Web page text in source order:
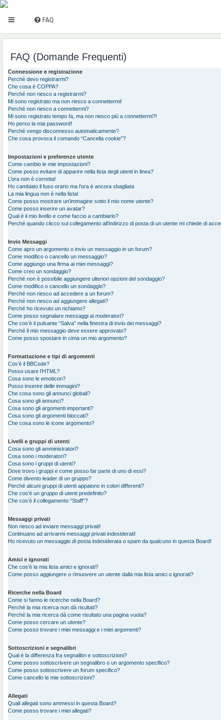
FAQ
FAQ (Domande Frequenti)
Connessione e registrazione
Perché devo registrarmi?
Che cosa è COPPA?
Perché non riesco a registrarmi?
Mi sono registrato ma non riesco a connettermi!
Perché non riesco a connettermi?
Mi sono registrato tempo fa, ma non riesco più a connettermi?!
Ho perso la mia password!
Perché vengo disconnesso automaticamente?
Che cosa provoca il comando “Cancella cookie”?
Impostazioni e preferenze utente
Come cambio le mie impostazioni?
Come posso evitare di apparire nella lista degli utenti in linea?
L’ora non è corretta!
Ho cambiato il fuso orario ma l’ora è ancora sbagliata
La mia lingua non è nella lista!
Come posso mostrare un’immagine sotto il mio nome utente?
Come posso inserire un avatar?
Qual è il mio livello e come faccio a cambiarlo?
Perché quando clicco sul collegamento all’indirizzo di posta di un utente mi chiede di
Invio Messaggi
Come apro un argomento o invio un messaggio in un forum?
Come modifico o cancello un messaggio?
Come aggiungo una firma ai miei messaggi?
Come creo un sondaggio?
Perché non è possibile aggiungere ulteriori opzioni del sondaggio?
Come modifico o cancello un sondaggio?
Perché non riesco ad accedere a un forum?
Perché non riesco ad aggiungere allegati?
Perché ho ricevuto un richiamo?
Come posso segnalare messaggi ai moderatori?
Che cos’è il pulsante “Salva” nella finestra di invio dei messaggi?
Perché il mio messaggio deve essere approvato?
Come posso spostare in cima un mio argomento?
Formattazione e tipi di argomenti
Cos’è il BBCode?
Posso usare l’HTML?
Cosa sono le emoticon?
Posso inserire delle immagini?
Che cosa sono gli annunci globali?
Cosa sono gli annunci?
Cosa sono gli argomenti importanti?
Cosa sono gli argomenti bloccati?
Che cosa sono le icone argomento?
Livelli e gruppi di utenti
Cosa sono gli amministratori?
Cosa sono i moderatori?
Cosa sono i gruppi di utenti?
Dove trovo i gruppi e come posso far parte di uno di essi?
Come divento leader di un gruppo?
Perché alcuni gruppi di utenti appaiono in colori differenti?
Che cos’è un gruppo di utenti predefinito?
Che cos’è il collegamento “Staff”?
Messaggi privati
Non riesco ad inviare messaggi privati!
Continuano ad arrivarmi messaggi privati indesiderati!
Ho ricevuto un messaggio di posta indesiderata o spam da qualcuno in questa Board!
Amici e ignorati
Che cos’è la mia lista amici e ignorati?
Come posso aggiungere o rimuovere un utente dalla mia lista amici o ignorati?
Ricerche nella Board
Come si fanno le ricerche nella Board?
Perché la mia ricerca non dà risultati?
Perché la mia ricerca dà come risultato una pagina vuota?
Come posso cercare un utente?
Come posso trovare i miei messaggi e i miei argomenti?
Sottoscrizioni e segnalibri
Qual è la differenza fra segnalibri e sottoscrizioni?
Come posso sottoscrivere un segnalibro o un argomento specifico?
Come posso sottoscrivere un forum specifico?
Come cancello le mie sottoscrizioni?
Allegati
Quali allegati sono ammessi in questa Board?
Come posso trovare i miei allegati?